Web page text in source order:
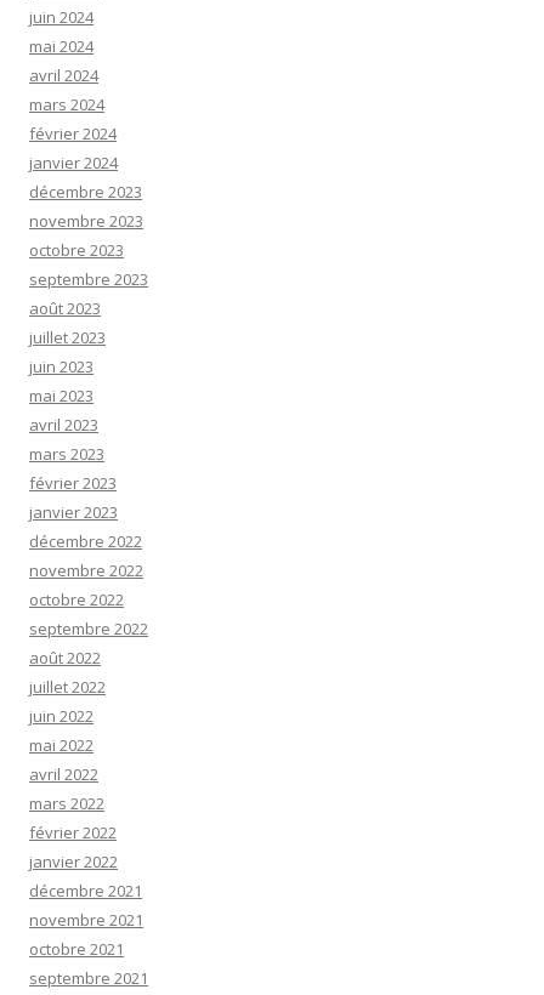
juin 2024
mai 2024
avril 2024
mars 2024
février 2024
janvier 2024
décembre 2023
novembre 2023
octobre 2023
septembre 2023
août 2023
juillet 2023
juin 2023
mai 2023
avril 2023
mars 2023
février 2023
janvier 2023
décembre 2022
novembre 2022
octobre 2022
septembre 2022
août 2022
juillet 2022
juin 2022
mai 2022
avril 2022
mars 2022
février 2022
janvier 2022
décembre 2021
novembre 2021
octobre 2021
septembre 2021